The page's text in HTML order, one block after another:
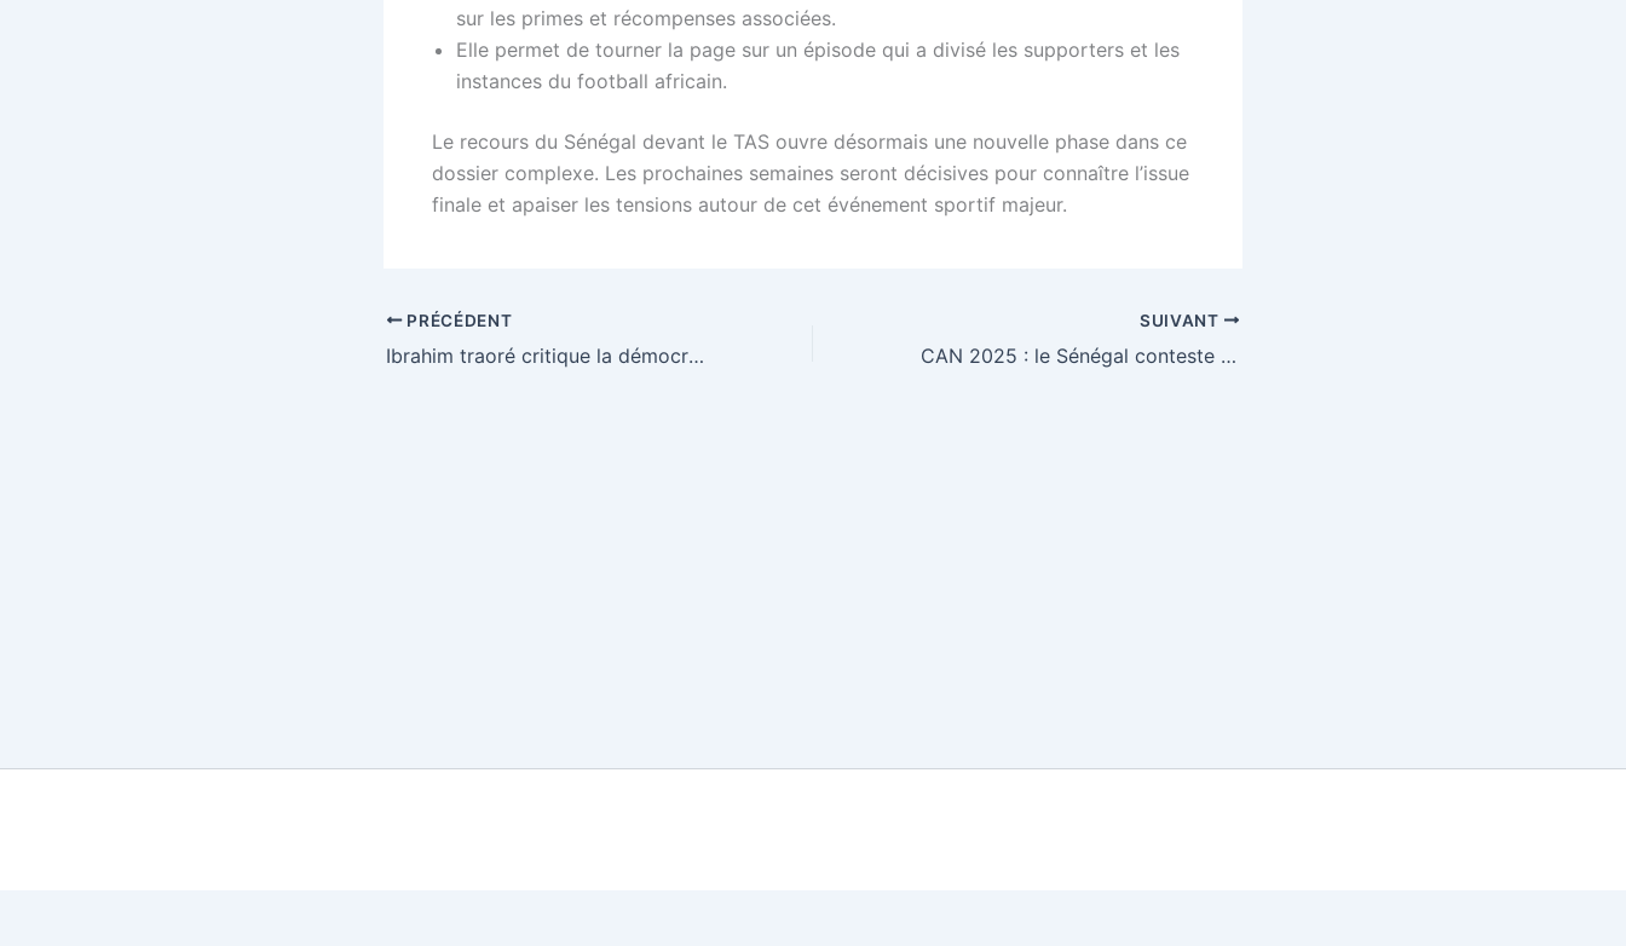
sur les primes et récompenses associées.
Elle permet de tourner la page sur un épisode qui a divisé les supporters et les
instances du football africain.
Le recours du Sénégal devant le TAS ouvre désormais une nouvelle phase dans ce
dossier complexe. Les prochaines semaines seront décisives pour connaître l’issue
finale et apaiser les tensions autour de cet événement sportif majeur.
PRÉCÉDENT
Ibrahim traoré critique la démocratie au Burkina Faso : un tournant autoritaire ?
SUIVANT
CAN 2025 : le Sénégal conteste la décision de la CAF devant le TAS